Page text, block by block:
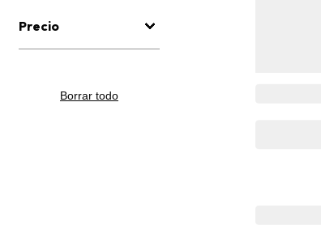
Precio
Borrar todo